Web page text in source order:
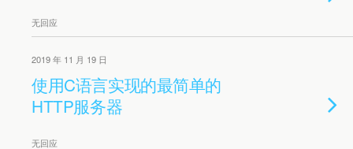
无回应
2019 年 11 月 19 日
使用C语言实现的最简单的
HTTP服务器
无回应